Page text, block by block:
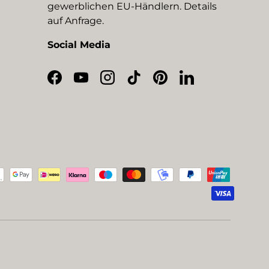
gewerblichen EU-Händlern. Details
auf Anfrage.
Social Media
Facebook
YouTubeInstagram
TikTokPinterestLinkedIn